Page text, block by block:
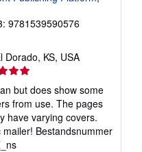
V
e
s
a
n
k
o
t
e
n
9781539590576
Dorado, KS, USA
but does show some
from use. The pages
have varying covers.
mailer! Bestandsnummer